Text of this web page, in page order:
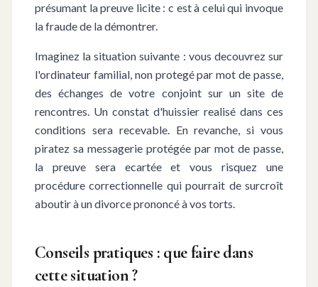
présumant la preuve licite : c est à celui qui invoque
la fraude de la démontrer.
Imaginez la situation suivante : vous decouvrez sur
l'ordinateur familial, non protegé par mot de passe,
des échanges de votre conjoint sur un site de
rencontres. Un constat d'huissier realisé dans ces
conditions sera recevable. En revanche, si vous
piratez sa messagerie protégée par mot de passe,
la preuve sera ecartée et vous risquez une
procédure correctionnelle qui pourrait de surcroît
aboutir à un divorce prononcé à vos torts.
Conseils pratiques : que faire dans
cette situation ?